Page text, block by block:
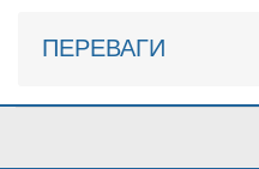
ПЕРЕВАГИ